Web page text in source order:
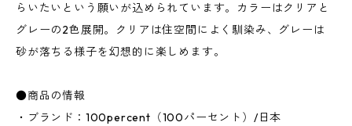
らいたいという願いが込められています。カラーはクリアと
グレーの2色展開。クリアは住空間によく馴染み、グレーは
砂が落ちる様子を幻想的に楽しめます。
●商品の情報
・ブランド：100percent（100パーセント）/日本